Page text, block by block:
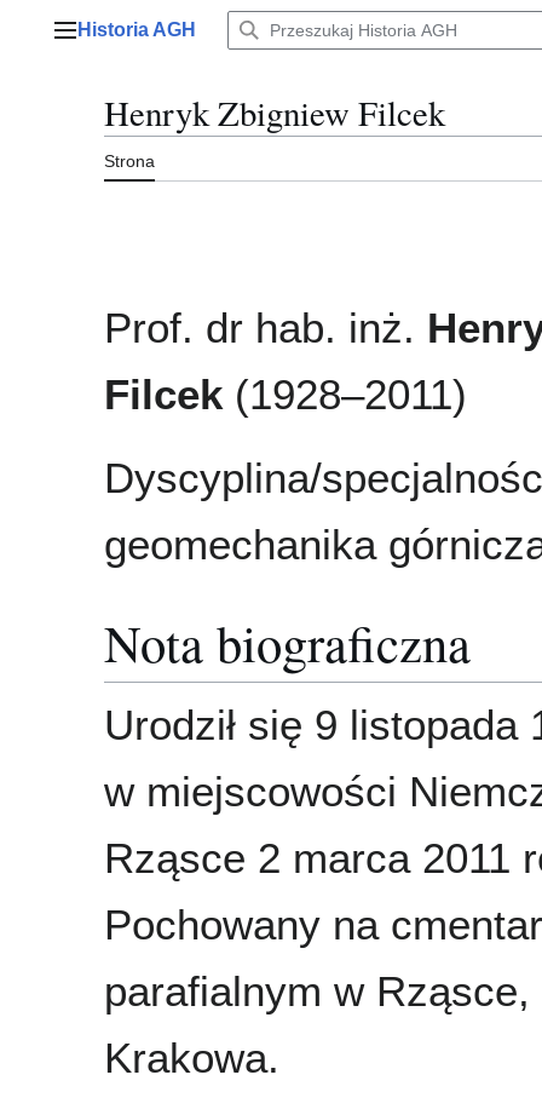
Menu główne
Historia AGH
Henryk Zbigniew Filcek
Strona
Prof. dr hab. inż.
Filcek (1928–2011)
Dyscyplina/
geomechanika
Nota biograficzna
Urodził się 9 listopada
w miejscowości
Rząsce 2 marca 2011
Pochowany na
parafialnym w Rząsce,
Krakowa.